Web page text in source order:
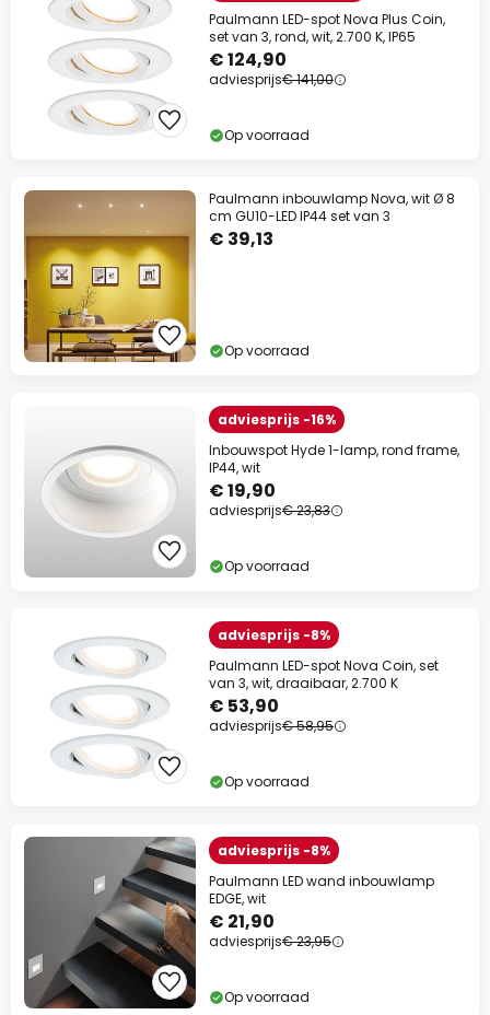
Paulmann LED-spot Nova Plus Coin,
set van 3, rond, wit, 2.700 K, IP65
€ 124,90
adviesprijs€ 141,00
Op voorraad
Paulmann inbouwlamp Nova, wit Ø 8
cm GU10-LED IP44 set van 3
€ 39,13
Op voorraad
adviesprijs -16%
Inbouwspot Hyde 1-lamp, rond frame,
IP44, wit
€ 19,90
adviesprijs€ 23,83
Op voorraad
adviesprijs -8%
Paulmann LED-spot Nova Coin, set
van 3, wit, draaibaar, 2.700 K
€ 53,90
adviesprijs€ 58,95
Op voorraad
adviesprijs -8%
Paulmann LED wand inbouwlamp
EDGE, wit
€ 21,90
adviesprijs€ 23,95
Op voorraad